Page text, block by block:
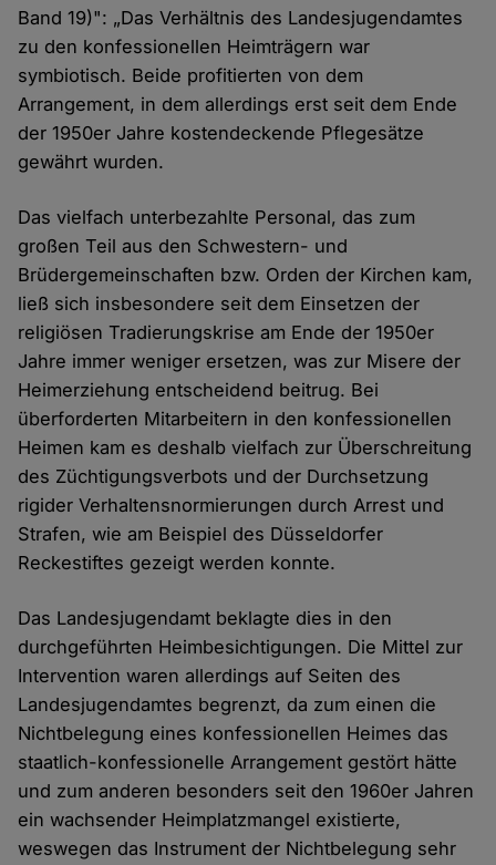
Band 19)": „Das Verhältnis des Landesjugendamtes
zu den konfessionellen Heimträgern war
symbiotisch. Beide profitierten von dem
Arrangement, in dem allerdings erst seit dem Ende
der 1950er Jahre kostendeckende Pflegesätze
gewährt wurden.
Das vielfach unterbezahlte Personal, das zum
großen Teil aus den Schwestern- und
Brüdergemeinschaften bzw. Orden der Kirchen kam,
ließ sich insbesondere seit dem Einsetzen der
religiösen Tradierungskrise am Ende der 1950er
Jahre immer weniger ersetzen, was zur Misere der
Heimerziehung entscheidend beitrug. Bei
überforderten Mitarbeitern in den konfessionellen
Heimen kam es deshalb vielfach zur Überschreitung
des Züchtigungsverbots und der Durchsetzung
rigider Verhaltensnormierungen durch Arrest und
Strafen, wie am Beispiel des Düsseldorfer
Reckestiftes gezeigt werden konnte.
Das Landesjugendamt beklagte dies in den
durchgeführten Heimbesichtigungen. Die Mittel zur
Intervention waren allerdings auf Seiten des
Landesjugendamtes begrenzt, da zum einen die
Nichtbelegung eines konfessionellen Heimes das
staatlich-konfessionelle Arrangement gestört hätte
und zum anderen besonders seit den 1960er Jahren
ein wachsender Heimplatzmangel existierte,
weswegen das Instrument der Nichtbelegung sehr